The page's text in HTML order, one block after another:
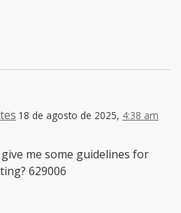
18 de agosto de 2025, 4:38 am
me some guidelines for
629006